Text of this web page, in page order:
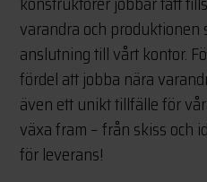
varandra och produktionen
anslutning till vårt kontor.
fördel att jobba nära
även ett unikt tillfälle för
växa fram – från skiss och
för leverans!